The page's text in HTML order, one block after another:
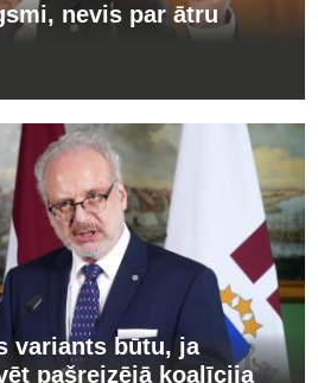
nevis par ātru
variants būtu, ja
pašreizējā koalīcija